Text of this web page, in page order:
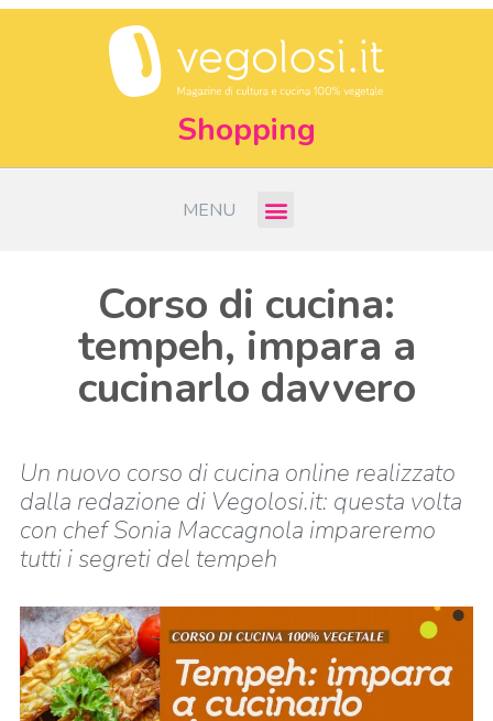
Shopping
MENU
Corso di cucina:
tempeh, impara a
cucinarlo davvero
Un nuovo corso di cucina online realizzato
dalla redazione di Vegolosi.it: questa volta
con chef Sonia Maccagnola impareremo
tutti i segreti del tempeh